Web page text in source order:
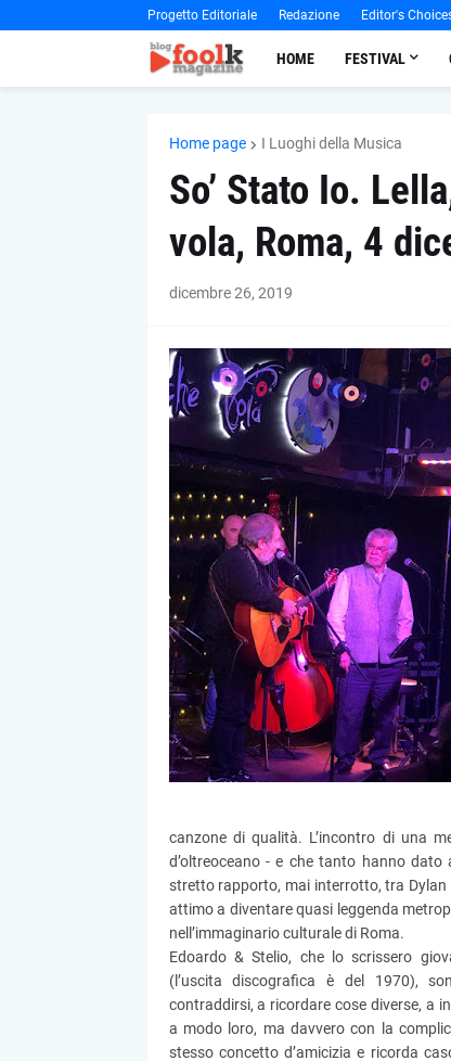
Progetto Editoriale Redazione Editor's
HOME FESTIVAL
Home page I Luoghi della Musica
So’ Stato Io.
vola, Roma, 4
dicembre 26, 2019
canzone di qualità. L’incontro di una
d’oltreoceano - e che tanto hanno
stretto rapporto, mai interrotto, tra Dylan
attimo a diventare quasi leggenda
nell’immaginario culturale di Roma.
Edoardo & Stelio, che lo scrissero
(l’uscita discografica è del 1970),
contraddirsi, a ricordare cose diverse, a
a modo loro, ma davvero con la
stesso concetto d’amicizia e ricorda